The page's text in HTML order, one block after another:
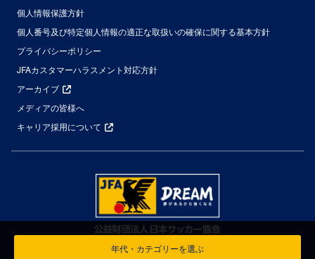
年代・カテゴリーを選ぶ
個人情報保護方針
個人番号及び特定個人情報の適正な取扱いの確保に関する基本方針
プライバシーポリシー
JFAカスタマーハラスメント対応方針
アーカイブ
メディアの皆様へ
キャリア採用について
© Japan Football Association All Rights Reserved.